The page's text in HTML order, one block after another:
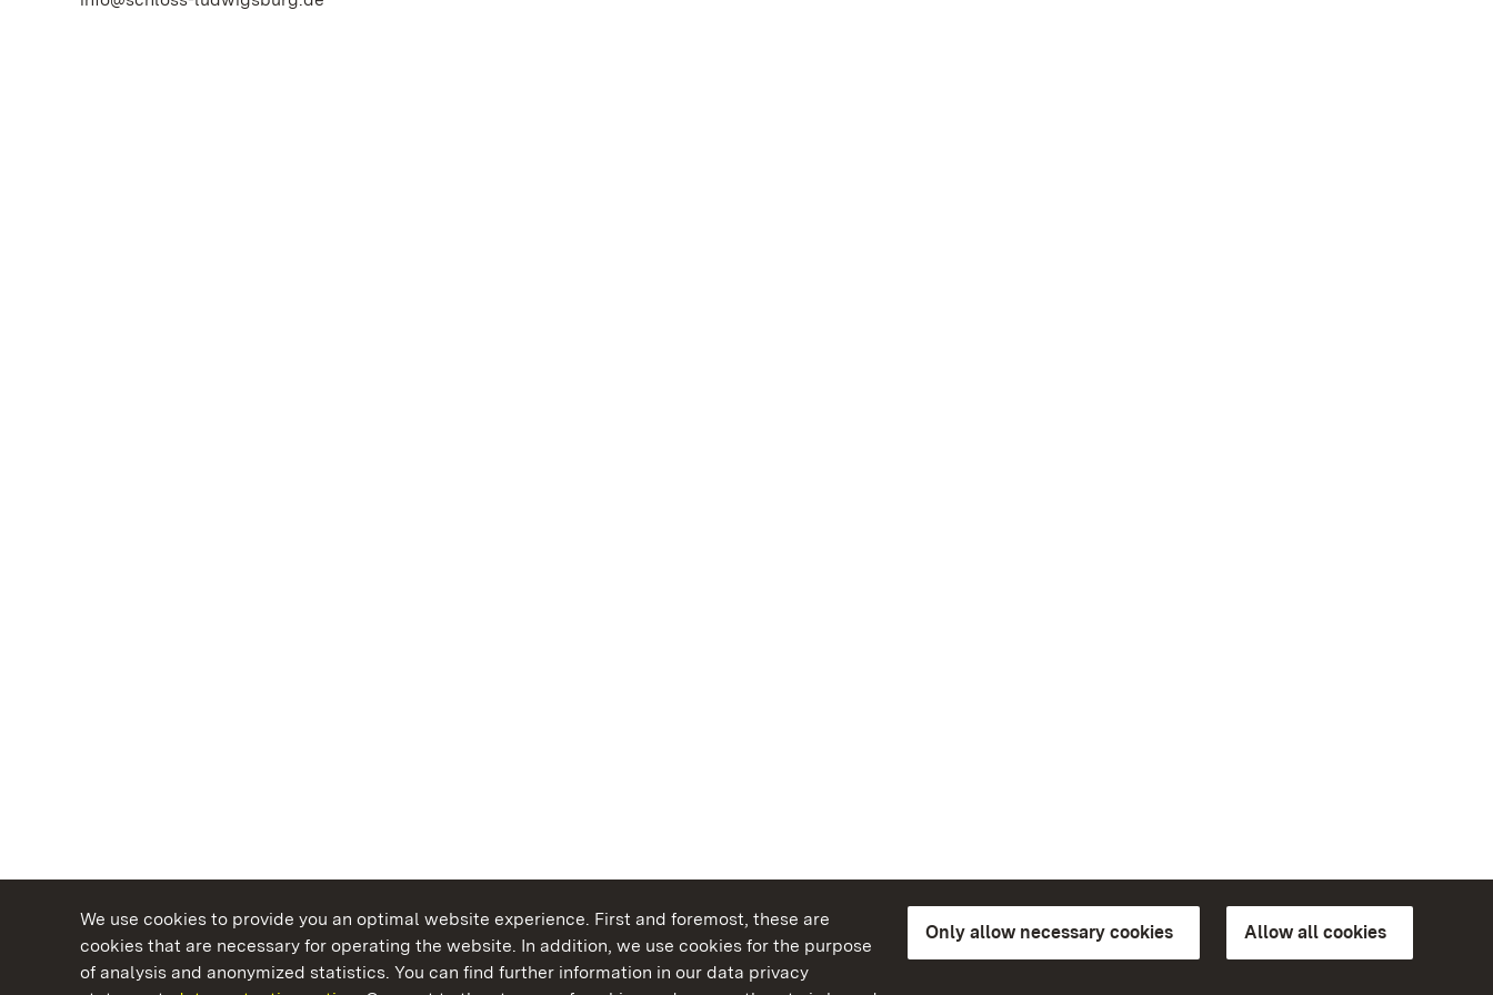
We use cookies to provide you an optimal website experience. First and foremost, these are
cookies that are necessary for operating the website. In addition, we use cookies for the purpose
of analysis and anonymized statistics. You can find further information in our data privacy
Only allow necessary cookies Allow all cookies